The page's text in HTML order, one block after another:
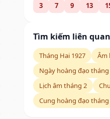
3 7 9 13
Tìm kiếm liên quan
Tháng Hai 1927 Âm
Ngày hoàng đạo tháng
Lịch âm tháng 2
Cung hoàng đạo tháng